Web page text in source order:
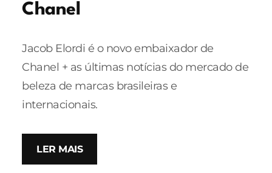
Chanel
Jacob Elordi é o novo embaixador de
Chanel + as últimas notícias do mercado de
beleza de marcas brasileiras e
internacionais.
LER MAIS